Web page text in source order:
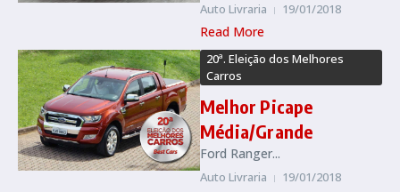
Auto Livraria 19/01/2018
Read More
20ª. Eleição dos Melhores
Carros
Melhor Picape
Média/Grande
Ford Ranger...
Auto Livraria 19/01/2018